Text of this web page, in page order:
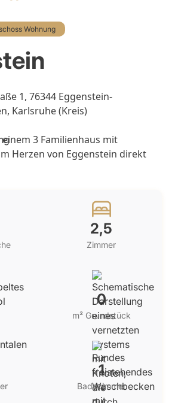
Wohnung
1, 76344 Eggenstein-
Karlsruhe (Kreis)
3 Familienhaus mit
Herzen von Eggenstein direkt
2,5
Zimmer
0
m² Grundstück
1
Badezimmer